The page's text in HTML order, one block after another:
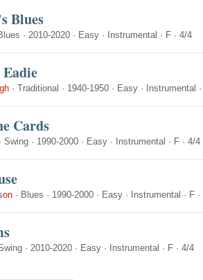
Blues
· 2010-2020 · Easy · Instrumental · F · 4/4
· Traditional · 1940-1950 · Easy · Instrumental
Cards
· Swing · 1990-2000 · Easy · Instrumental · F · 4/4
· Blues · 1990-2000 · Easy · Instrumental · F ·
· 2010-2020 · Easy · Instrumental · F · 4/4